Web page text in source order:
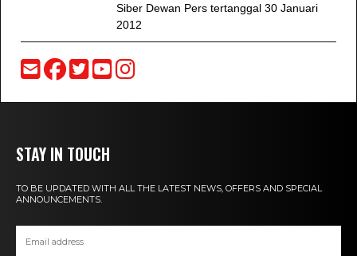
Siber Dewan Pers tertanggal 30 Januari
2012
STAY IN TOUCH
TO BE UPDATED WITH ALL THE LATEST NEWS, OFFERS AND SPECIAL
ANNOUNCEMENTS.